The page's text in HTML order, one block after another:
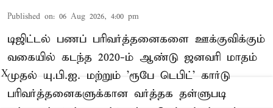
Published on: 06 Aug 2026, 4:00 pm
டிஜிட்டல் பணப் பரிவர்த்தனைகளை ஊக்குவிக்கும்
வகையில் கடந்த 2020-ம் ஆண்டு ஜனவரி மாதம்
முதல் யு.பி.ஐ. மற்றும் 'ரூபே டெபிட்' கார்டு
பரிவர்த்தனைகளுக்கான வர்த்தக தள்ளுபடி
X